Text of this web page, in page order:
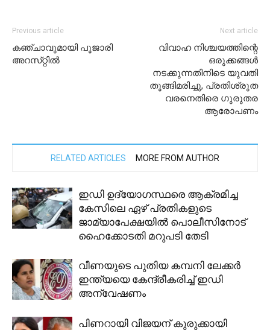
Previous article
കഞ്ചാവുമായി പൂജാരി
അറസ്‌റ്റിൽ
Next article
വിവാഹ നിശ്ചയത്തിന്റെ
ഒരുക്കങ്ങൾ
നടക്കുന്നതിനിടെ യുവതി
തൂങ്ങിമരിച്ചു, പ്രതിശ്രുത
വരനെതിരെ ഗുരുതര
ആരോപണം
RELATED ARTICLES MORE FROM AUTHOR
ഇഡി ഉദ്യോഗസ്ഥരെ ആക്രമിച്ച
കേസിലെ ഏഴ് പ്രതികളുടെ
ജാമ്യാപേക്ഷയില്‍ പൊലീസിനോട്
ഹൈക്കോടതി മറുപടി തേടി
വീണയുടെ പുതിയ കമ്പനി ലേക്കര്‍
ഇന്ത്യയെ കേന്ദ്രീകരിച്ച് ഇഡി
അന്വേഷണം
പിണറായി വിജയന് കുരുക്കായി